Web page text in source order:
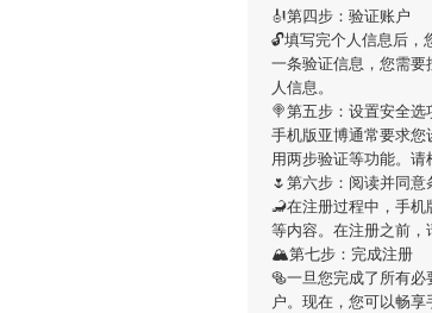
🎻第四步：验证账户
🔓填写完个人信息后，
一条验证信息，您需
人信息。
🍭第五步：设置安全选
手机版亚博通常要求您
用两步验证等功能。请
🌷第六步：阅读并同意
🦂在注册过程中， 手机
等内容。在注册之前，
🏔第七步：完成注册
🥯一旦您完成了所有必
户。现在，您可以畅享